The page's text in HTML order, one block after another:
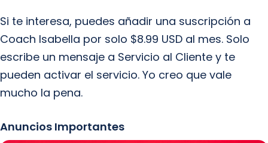
Si te interesa, puedes añadir una suscripción a
Coach Isabella por solo $8.99 USD al mes. Solo
escribe un mensaje a Servicio al Cliente y te
pueden activar el servicio. Yo creo que vale
mucho la pena.
Anuncios Importantes